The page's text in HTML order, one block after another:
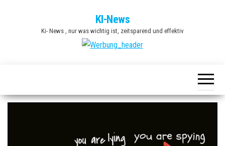
KI-News
Ki- News , nur was wichtig ist, zeitsparend und effektiv